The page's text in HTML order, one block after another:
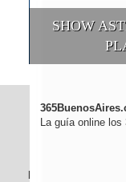
SHOW
La guía online
Información general: